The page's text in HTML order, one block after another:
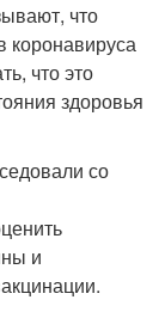
что
что это
здоровья
со
и